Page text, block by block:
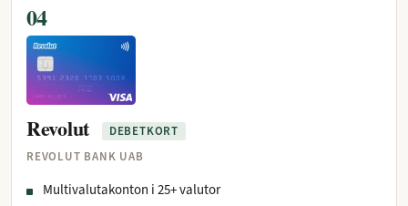
04
Revolut
DEBETKORT
REVOLUT BANK UAB
Multivalutakonton i 25+ valutor